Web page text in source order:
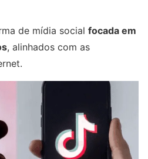
de mídia social focada em
, alinhados com as